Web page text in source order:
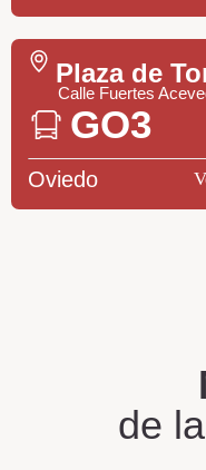
Plaza de
Calle Fuertes
GO3
Oviedo
de